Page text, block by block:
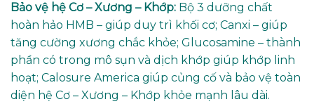
Bảo vệ hệ Cơ – Xương – Khớp: Bộ 3 dưỡng chất
hoàn hảo HMB – giúp duy trì khối cơ; Canxi – giúp
tăng cường xương chắc khỏe; Glucosamine – thành
phần có trong mô sụn và dịch khớp giúp khớp linh
hoạt; Calosure America giúp củng cố và bảo vệ toàn
diện hệ Cơ – Xương – Khớp khỏe mạnh lâu dài.